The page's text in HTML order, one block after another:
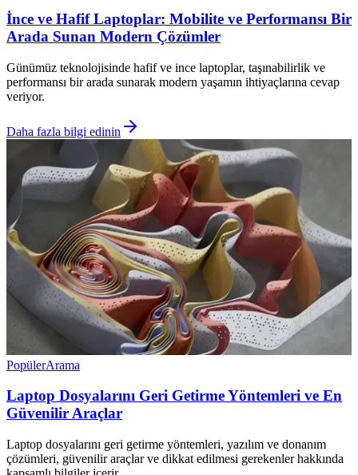
İnce ve Hafif Laptoplar: Mobilite ve Performansı Bir
Arada Sunan Modern Çözümler
Günümüz teknolojisinde hafif ve ince laptoplar, taşınabilirlik ve
performansı bir arada sunarak modern yaşamın ihtiyaçlarına cevap
veriyor.
Daha fazla bilgi edinin
PopülerArama
Laptop Dosyalarını Geri Getirme Yöntemleri ve En
Güvenilir Araçlar
Laptop dosyalarını geri getirme yöntemleri, yazılım ve donanım
çözümleri, güvenilir araçlar ve dikkat edilmesi gerekenler hakkında